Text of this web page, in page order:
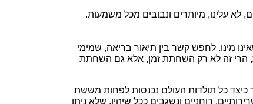
לא עלינו, מיותרים ונבובים מכל משמעות.
מינו. לחפש קשר בין תיאור בריאה, שמימי
הרי זה לא רק השחתת זמן, אלא גם השחתת
כל תולדות העולם נכנסות לפחות מששת
רוחניים ונשגבים ככל שיהיו, שלא ניתן